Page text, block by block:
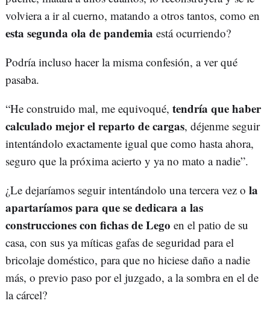
volviera a ir al cuerno, matando a otros tantos, como en
esta segunda ola de pandemia está ocurriendo?
Podría incluso hacer la misma confesión, a ver qué
pasaba.
“He construido mal, me equivoqué, tendría que haber
calculado mejor el reparto de cargas, déjenme seguir
intentándolo exactamente igual que como hasta ahora,
seguro que la próxima acierto y ya no mato a nadie”.
¿Le dejaríamos seguir intentándolo una tercera vez o la
apartaríamos para que se dedicara a las
construcciones con fichas de Lego en el patio de su
casa, con sus ya míticas gafas de seguridad para el
bricolaje doméstico, para que no hiciese daño a nadie
más, o previo paso por el juzgado, a la sombra en el de
la cárcel?